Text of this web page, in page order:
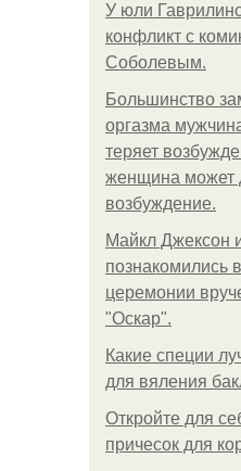
У юли
конфликт с
Соболевым.
Большинство
оргазма
теряет
женщина может
возбуждение.
Майкл Джексон
познакомились
церемонии
"Оскар".
Какие специи
для вяления
Откройте для
причесок для